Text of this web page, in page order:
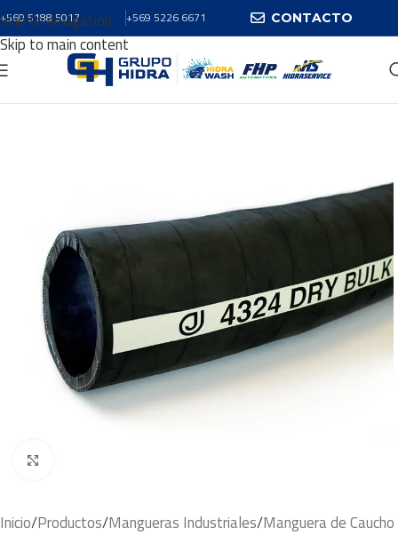
Skip to navigation
Skip to main content
+569 5188 5017 +569 5226 6671 CONTACTO
Inicio/Productos/Mangueras Industriales/Manguera de Caucho